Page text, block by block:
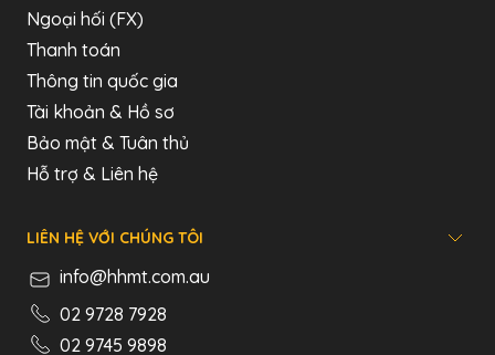
Ngoại hối (FX)
Thanh toán
Thông tin quốc gia
Tài khoản & Hồ sơ
Bảo mật & Tuân thủ
Hỗ trợ & Liên hệ
LIÊN HỆ VỚI CHÚNG TÔI
info@hhmt.com.au
02 9728 7928
02 9745 9898